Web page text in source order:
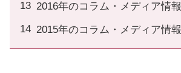
2016年のコラム・メディア情報
2015年のコラム・メディア情報